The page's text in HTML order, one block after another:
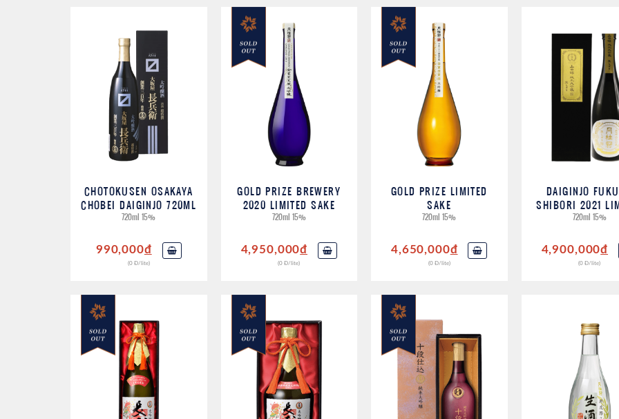
CHOTOKUSEN OSAKAYA
CHOBEI DAIGINJO 720ML
720ml 15%
990,000đ
(0 Đ/lite)
GOLD PRIZE BREWERY
2020 LIMITED SAKE
720ml 15%
4,950,000đ
(0 Đ/lite)
GOLD PRIZE LIMITED
SAKE
720ml 15%
4,650,000đ
(0 Đ/lite)
DAIGINJO
SHIBORI 2021
720ml 15%
4,900,000đ
(0 Đ/lite)